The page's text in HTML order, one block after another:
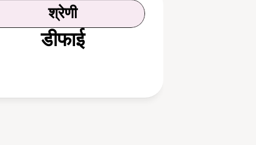
श्रेणी
डीफाई